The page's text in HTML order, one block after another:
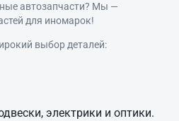
автозапчасти? Мы —
для иномарок!
выбор деталей:
электрики и оптики.